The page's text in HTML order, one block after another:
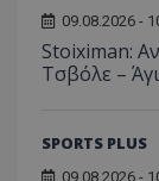
09.08.2026 -
Stoiximan:
Τσβόλε –
SPORTS PLUS
09.08.2026 -